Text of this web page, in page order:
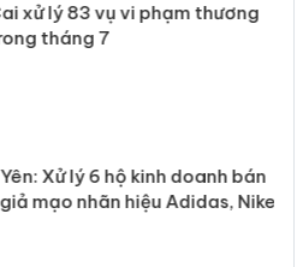
xử lý 83 vụ vi phạm thương
tháng 7
Xử lý 6 hộ kinh doanh bán
mạo nhãn hiệu Adidas, Nike